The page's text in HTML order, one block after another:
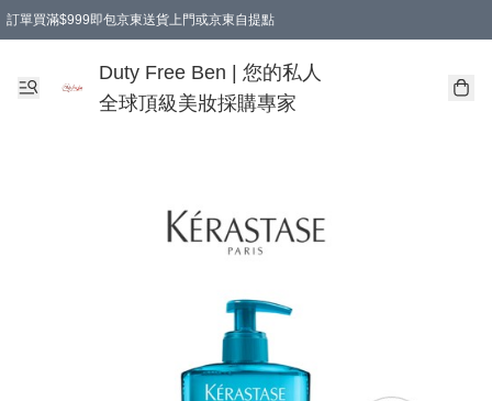
訂單買滿$999即包京東送貨上門或京東自提點
Duty Free Ben | 您的私人
全球頂級美妝採購專家